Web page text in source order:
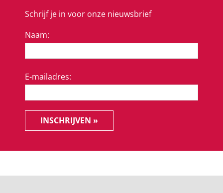
Schrijf je in voor onze nieuwsbrief
Naam:
E-mailadres:
INSCHRIJVEN »